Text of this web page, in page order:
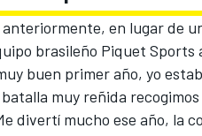
anteriormente, en lugar de
brasileño Piquet Sports
buen primer año, yo
muy reñida
divertí mucho ese año, la